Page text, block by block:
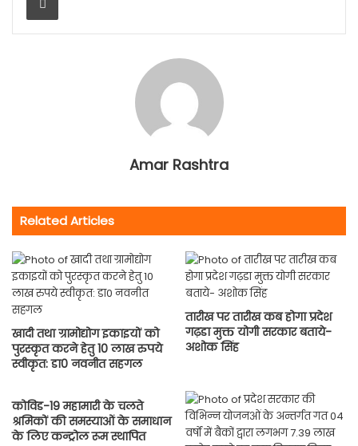
Amar Rashtra
Related Articles
खादी तथा ग्रामोद्योग इकाइयों को
पुरस्कृत करने हेतु 10 लाख रुपये
स्वीकृत: डा0 नवनीत सहगल
तारीख पर तारीख कब होगा प्रदेश
गढ़डा मुक्त योगी सरकार बताये-
अशोक सिंह
कोविड-19 महामारी के चलते
श्रमिकों की समस्याओं के समाधान
के लिए कन्ट्रोल रूम स्थापित